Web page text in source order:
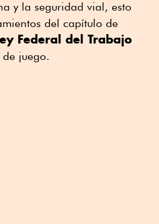
y la seguridad vial, esto
del capítulo de
Federal del Trabajo
de juego.